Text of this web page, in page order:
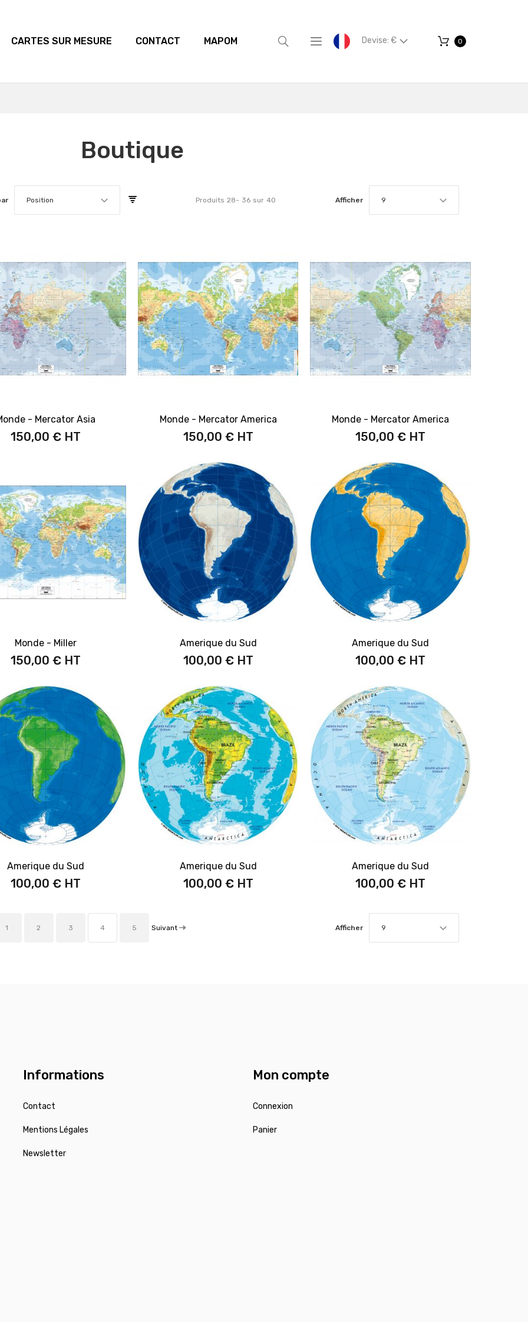
CARTES SUR MESURE CONTACT MAPOM Devise: € 0
Boutique
Position Produits 28- 36 sur 40 Afficher 9
- Mercator Asia
150,00 €
Monde - Mercator America
150,00 €
Monde - Mercator America
150,00 €
Monde - Miller
150,00 €
Amerique du Sud
100,00 €
Amerique du Sud
100,00 €
Amerique du Sud
100,00 €
Amerique du Sud
100,00 €
Amerique du Sud
100,00 €
Afficher 9
1 2 3 4 5 Suivant
Informations
Contact
Mentions Légales
Newsletter
Mon compte
Connexion
Panier